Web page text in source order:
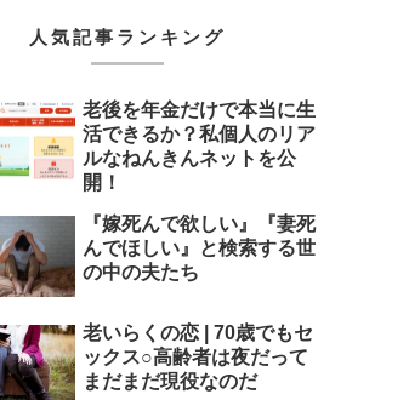
人気記事ランキング
老後を年金だけで本当に生
活できるか？私個人のリア
ルなねんきんネットを公
開！
『嫁死んで欲しい』『妻死
んでほしい』と検索する世
の中の夫たち
老いらくの恋 | 70歳でもセ
ックス○高齢者は夜だって
まだまだ現役なのだ